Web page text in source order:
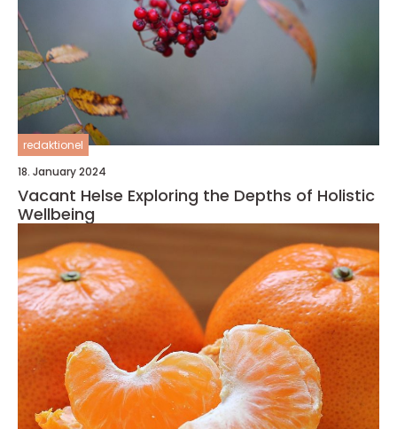
redaktionel
18. January 2024
Vacant Helse Exploring the Depths of Holistic
Wellbeing